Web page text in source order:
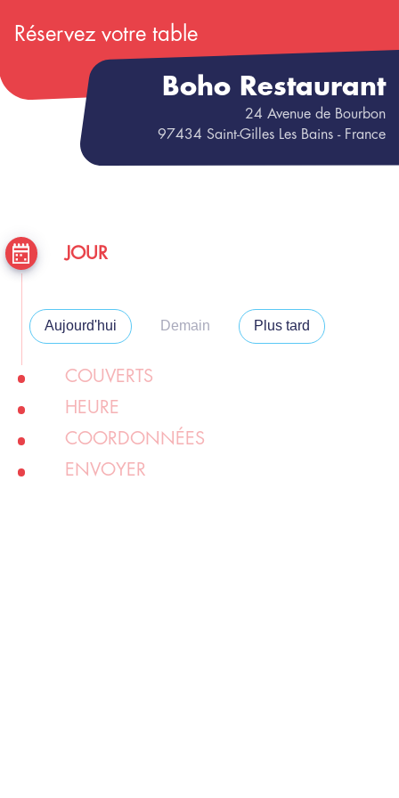
Réservez votre table
Boho Restaurant
24 Avenue de Bourbon
97434 Saint-Gilles Les Bains - France
JOUR
Aujourd'hui Demain Plus tard
COUVERTS
HEURE
COORDONNÉES
ENVOYER